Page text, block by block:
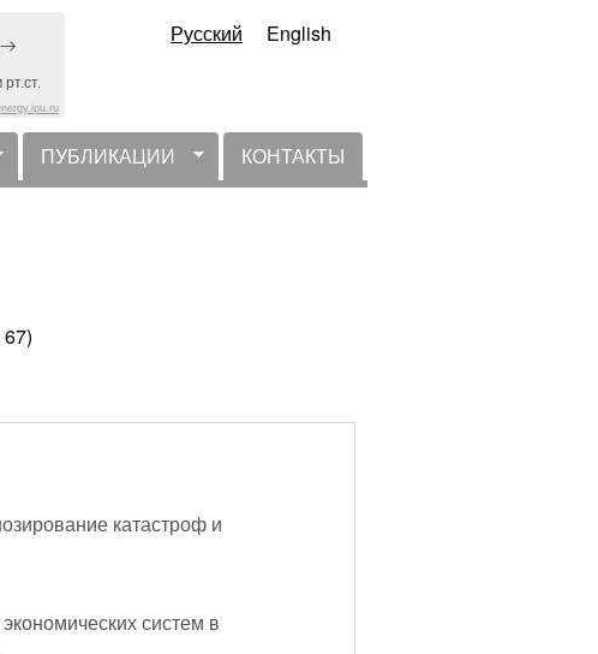
Русский English
ПУБЛИКАЦИИ КОНТАКТЫ
катастроф и
систем в